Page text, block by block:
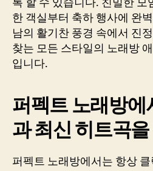
한 객실부터 축하 행사에 완
남의 활기찬 풍경 속에서 진
찾는 모든 스타일의 노래방
입니다.
퍼펙트 노래방에
과 최신 히트곡
퍼펙트 노래방에서는 항상